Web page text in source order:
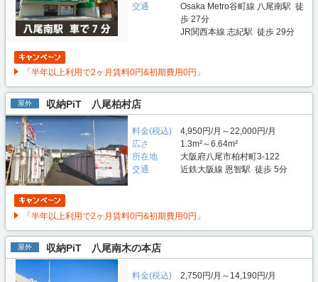
交通
Osaka Metro谷町線 八尾南駅 徒
歩 27分
JR関西本線 志紀駅 徒歩 29分
「半年以上利用で2ヶ月賃料0円&初期費用0円」
屋外 収納PiT 八尾柏村店
料金(税込)
4,950円/月～22,000円/月
広さ
1.3m²～6.64m²
所在地
大阪府八尾市柏村町3-122
交通
近鉄大阪線 恩智駅 徒歩 5分
「半年以上利用で2ヶ月賃料0円&初期費用0円」
屋外 収納PiT 八尾南木の本店
料金(税込)
2,750円/月～14,190円/月